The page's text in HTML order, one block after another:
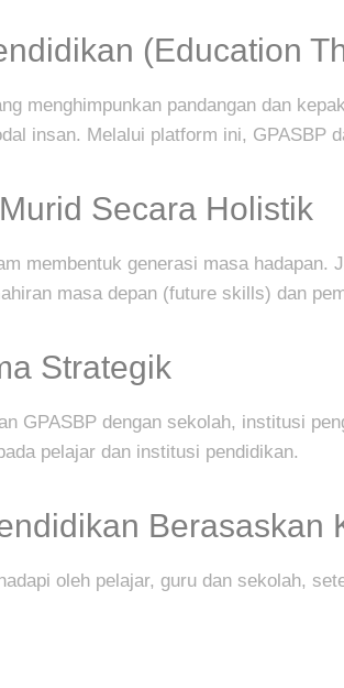
(Education
menghimpunkan pandangan dan
insan. Melalui platform ini, GPASBP
Secara Holistik
membentuk generasi masa
masa depan (future skills) dan
Strategik
GPASBP dengan sekolah, institusi
pelajar dan institusi pendidikan.
Berasaskan
oleh pelajar, guru dan sekolah,